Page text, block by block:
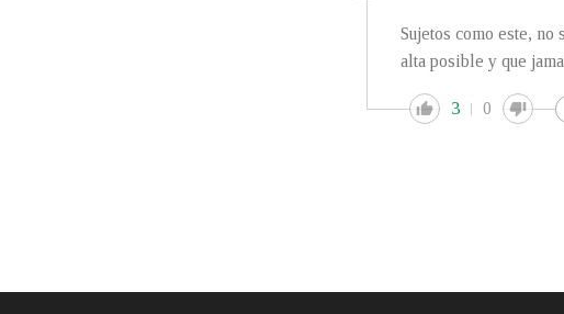
Sujetos como este,
alta posible y que
3 0